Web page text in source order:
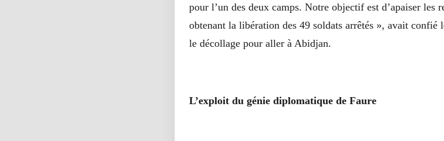
pour l’un des deux camps. Notre objectif est d’apaiser les
obtenant la libération des 49 soldats arrêtés », avait confié
le décollage pour aller à Abidjan.
L’exploit du génie diplomatique de Faure